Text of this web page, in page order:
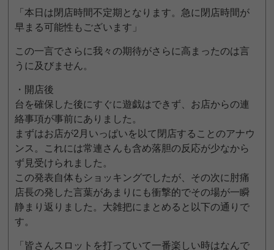
「本日は閉店時間不定期となります。急に閉店時間が
早まる可能性もございます」
この一言でさらに我々の期待がさらに高まったのは言
うに及びません。
・開店後
台を確保した後にすぐに遊戯はできず、お店からの連
絡事項が事前にありました。
まずはお店が2月いっぱいを以て閉店することのアナウ
ンス。これには常連さんも含め落胆の反応が少なから
ず見受けられました。
この発表自体もショッキングでしたが、その次に肘痛
店長の発した言葉があまりにも衝撃的でその場が一瞬
静まり返りました。大雑把にまとめると以下の通りで
す。
「皆さんスロットを打っていて一番楽しい時はなんで